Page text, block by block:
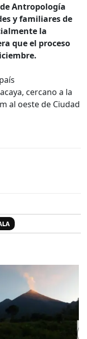
Antropología
y familiares de
la
que el proceso
cercano a la
al oeste de Ciudad